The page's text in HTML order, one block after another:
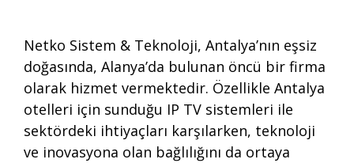
Netko Sistem & Teknoloji, Antalya’nın eşsiz
doğasında, Alanya’da bulunan öncü bir firma
olarak hizmet vermektedir. Özellikle Antalya
otelleri için sunduğu IP TV sistemleri ile
sektördeki ihtiyaçları karşılarken, teknoloji
ve inovasyona olan bağlılığını da ortaya